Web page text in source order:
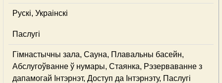
Рускі, Украінскі
Паслугі
Гімнастычны зала, Сауна, Плавальны басейн,
Абслугоўванне ў нумары, Стаянка, Рэзерваванне з
дапамогай Інтэрнэт, Доступ да Інтэрнэту, Паслугі